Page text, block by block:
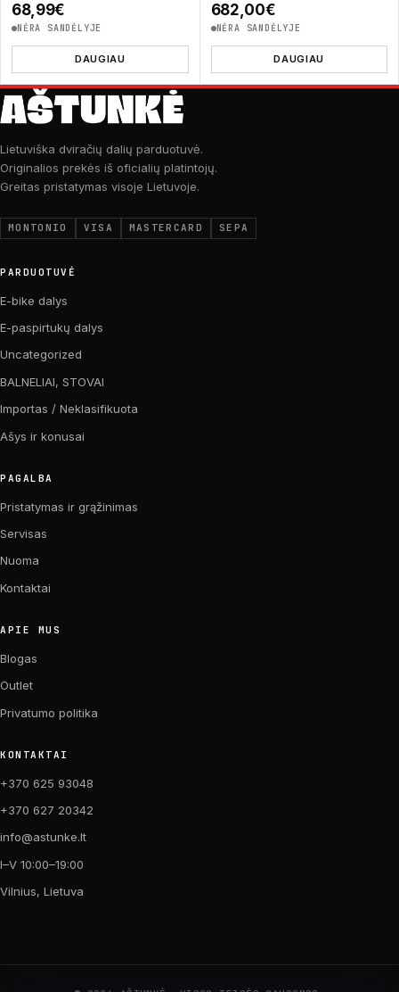
68,99€
NĖRA SANDĖLYJE
DAUGIAU
682,00€
NĖRA SANDĖLYJE
DAUGIAU
Lietuviška dviračių dalių parduotuvė.
Originalios prekės iš oficialių platintojų.
Greitas pristatymas visoje Lietuvoje.
MONTONIO VISA MASTERCARD SEPA
PARDUOTUVĖ
E-bike dalys
E-paspirtukų dalys
Uncategorized
BALNELIAI, STOVAI
Importas / Neklasifikuota
Ašys ir konusai
PAGALBA
Pristatymas ir grąžinimas
Servisas
Nuoma
Kontaktai
APIE MUS
Blogas
Outlet
Privatumo politika
KONTAKTAI
+370 625 93048
+370 627 20342
info@astunke.lt
I–V 10:00–19:00
Vilnius, Lietuva